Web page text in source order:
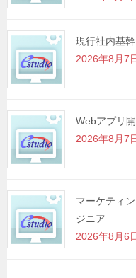
現行社内基
2026年8月7
Webアプリ
2026年8月7
マーケティ
ジニア
2026年8月6